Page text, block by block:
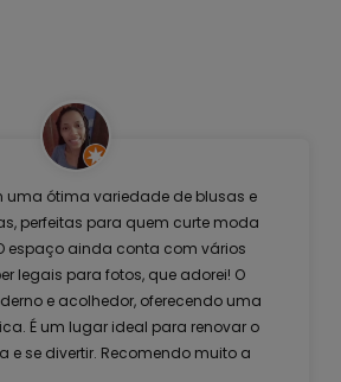
uma ótima variedade de blusas e
perfeitas para quem curte moda
espaço ainda conta com vários
legais para fotos, que adorei! O
e acolhedor, oferecendo uma
É um lugar ideal para renovar o
e se divertir. Recomendo muito a